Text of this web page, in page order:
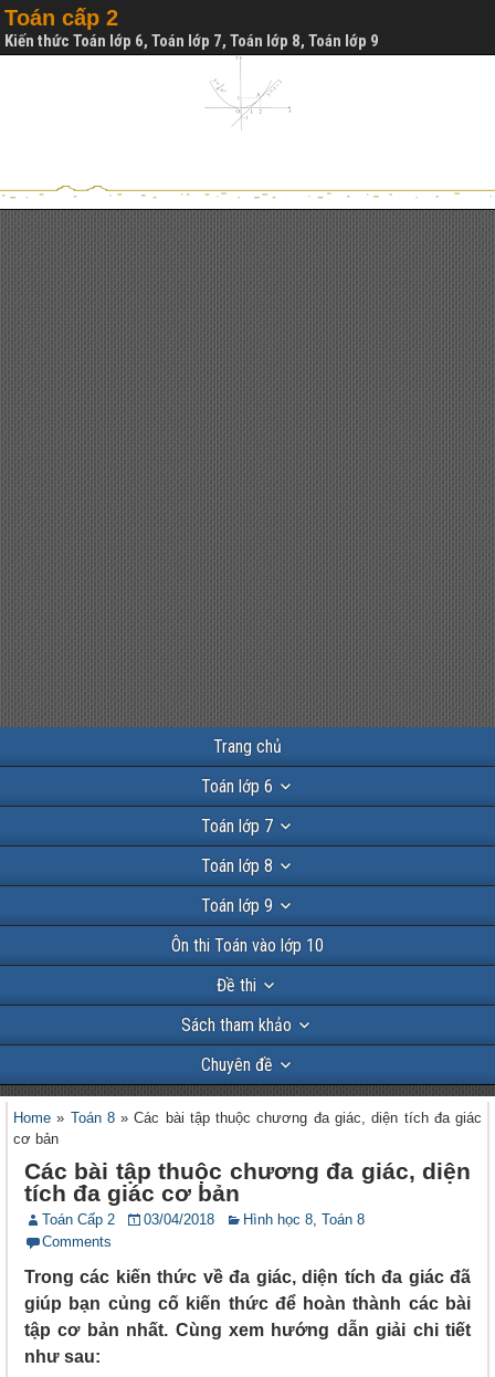
Toán cấp 2
Kiến thức Toán lớp 6, Toán lớp 7, Toán lớp 8, Toán lớp 9
Trang chủ
Toán lớp 6
Toán lớp 7
Toán lớp 8
Toán lớp 9
Ôn thi Toán vào lớp 10
Đề thi
Sách tham khảo
Chuyên đề
Home » Toán 8»Các bài tập thuộc chương đa giác, diện tích đa giác
cơ bản
Các bài tập thuộc chương đa giác, diện
tích đa giác cơ bản
Toán Cấp 2 03/04/2018 Hình học 8, Toán 8
Comments
Trong các kiến thức về đa giác, diện tích đa giác đã
giúp bạn củng cố kiến thức để hoàn thành các bài
tập cơ bản nhất. Cùng xem hướng dẫn giải chi tiết
như sau: